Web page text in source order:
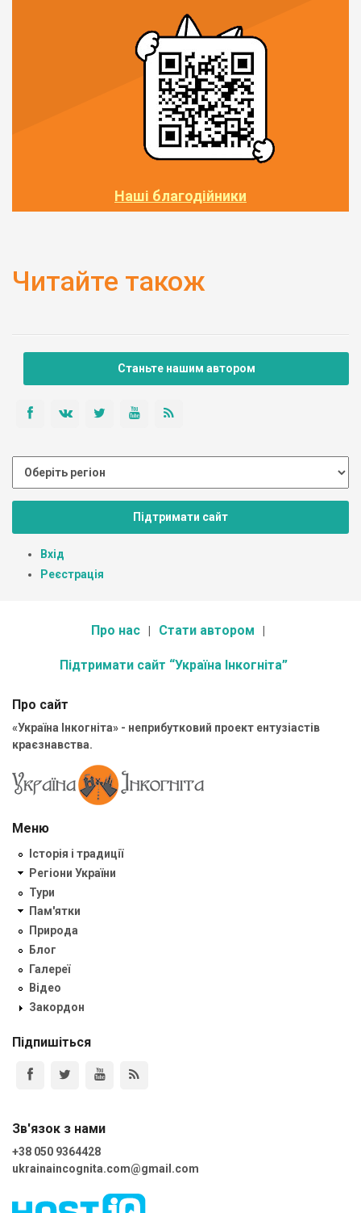
Наші благодійники
Читайте також
Станьте нашим автором
Підтримати сайт
Вхід
Реєстрація
Про нас Стати автором
Підтримати сайт “Україна Інкогніта”
Про сайт
«Україна Інкогніта» - неприбутковий проект ентузіастів
краєзнавства.
Меню
Історія і традиції
Регіони України
Тури
Пам'ятки
Природа
Блог
Галереї
Відео
Закордон
Підпишіться
Зв'язок з нами
+38 050 9364428
ukrainaincognita.com@gmail.com